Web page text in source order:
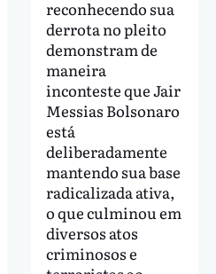
reconhecendo sua
derrota no pleito
demonstram de
maneira
inconteste que Jair
Messias Bolsonaro
está
deliberadamente
mantendo sua base
radicalizada ativa,
o que culminou em
diversos atos
criminosos e